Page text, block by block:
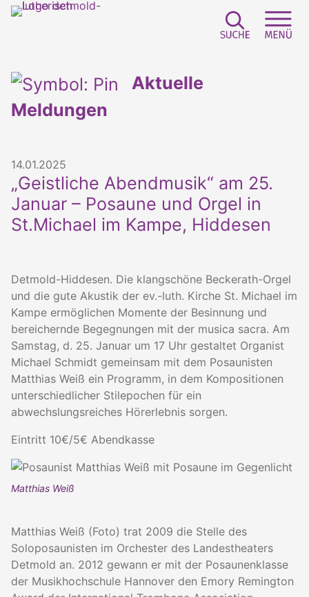
Aktuelle
Meldungen
14.01.2025
„Geistliche Abendmusik“ am 25.
Januar – Posaune und Orgel in
St.Michael im Kampe, Hiddesen
Detmold-Hiddesen. Die klangschöne Beckerath-Orgel
und die gute Akustik der ev.-luth. Kirche St. Michael im
Kampe ermöglichen Momente der Besinnung und
bereichernde Begegnungen mit der musica sacra. Am
Samstag, d. 25. Januar um 17 Uhr gestaltet Organist
Michael Schmidt gemeinsam mit dem Posaunisten
Matthias Weiß ein Programm, in dem Kompositionen
unterschiedlicher Stilepochen für ein
abwechslungsreiches Hörerlebnis sorgen.
Eintritt 10€/5€ Abendkasse
Matthias Weiß
Matthias Weiß (Foto) trat 2009 die Stelle des
Soloposaunisten im Orchester des Landestheaters
Detmold an. 2012 gewann er mit der Posaunenklasse
der Musikhochschule Hannover den Emory Remington